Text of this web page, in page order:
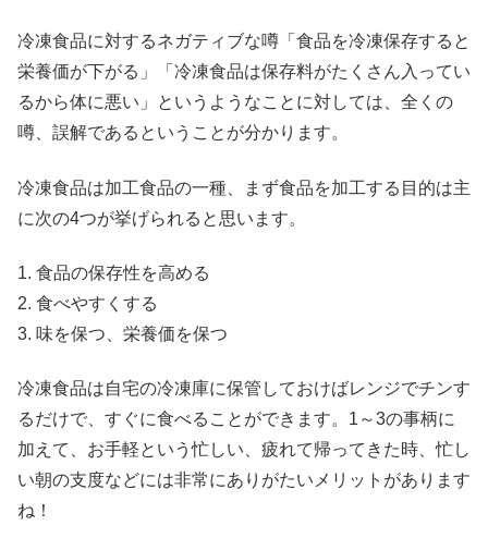
冷凍食品に対するネガティブな噂「食品を冷凍保存すると
栄養価が下がる」「冷凍食品は保存料がたくさん入ってい
るから体に悪い」というようなことに対しては、全くの
噂、誤解であるということが分かります。
冷凍食品は加工食品の一種、まず食品を加工する目的は主
に次の4つが挙げられると思います。
1. 食品の保存性を高める
2. 食べやすくする
3. 味を保つ、栄養価を保つ
冷凍食品は自宅の冷凍庫に保管しておけばレンジでチンす
るだけで、すぐに食べることができます。1～3の事柄に
加えて、お手軽という忙しい、疲れて帰ってきた時、忙し
い朝の支度などには非常にありがたいメリットがあります
ね！